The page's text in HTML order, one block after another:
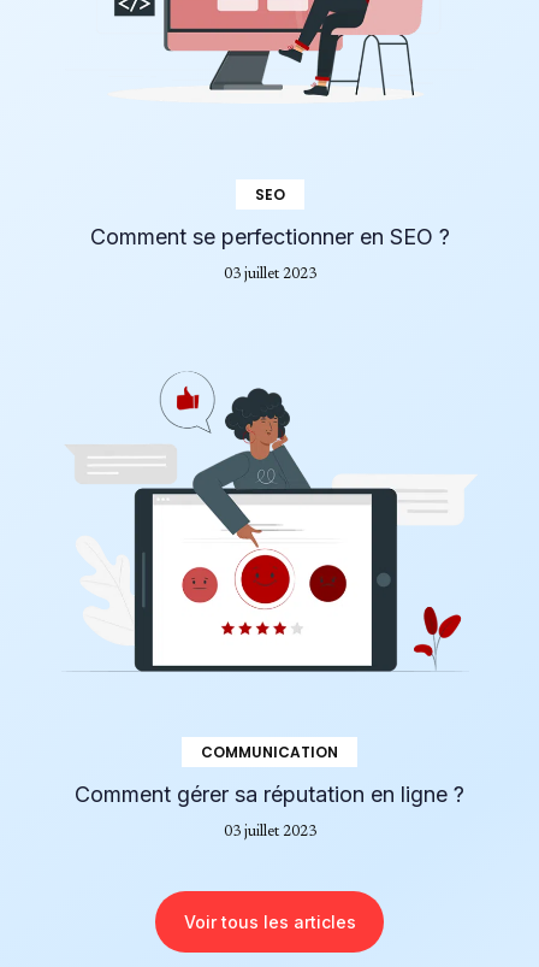
SEO
Comment se perfectionner en SEO ?
03 juillet 2023
COMMUNICATION
Comment gérer sa réputation en ligne ?
03 juillet 2023
Voir tous les articles